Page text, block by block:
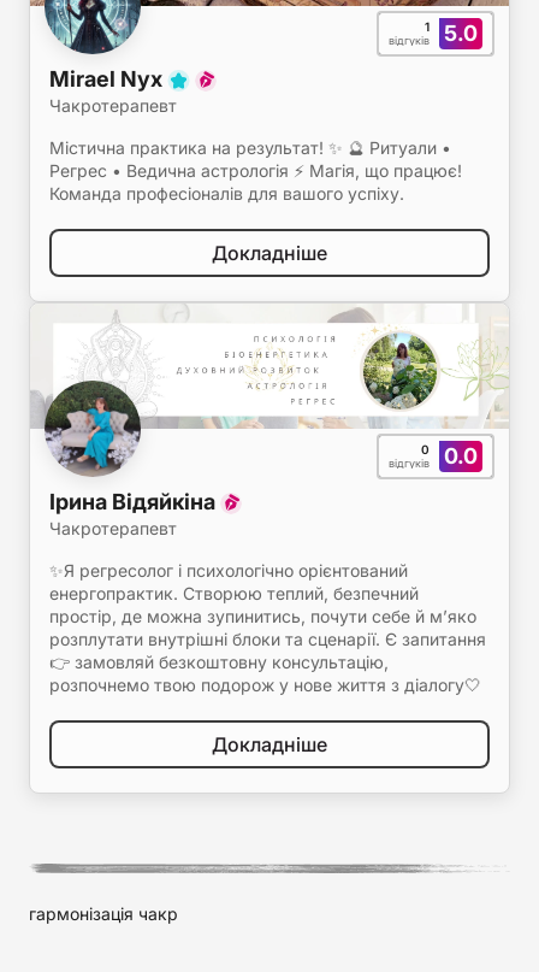
5.0
1
відгуків
Mirael Nyx
Чакротерапевт
Містична практика на результат! ✨ 🔮 Ритуали •
Регрес • Ведична астрологія ⚡ Магія, що працює!
Команда професіоналів для вашого успіху.
Докладніше
0.0
0
відгуків
Ірина Відяйкіна
Чакротерапевт
✨Я регресолог і психологічно орієнтований
енергопрактик. Створюю теплий, безпечний
простір, де можна зупинитись, почути себе й м’яко
розплутати внутрішні блоки та сценарії. Є запитання
👉 замовляй безкоштовну консультацію,
розпочнемо твою подорож у нове життя з діалогу🤍
Докладніше
гармонізація чакр